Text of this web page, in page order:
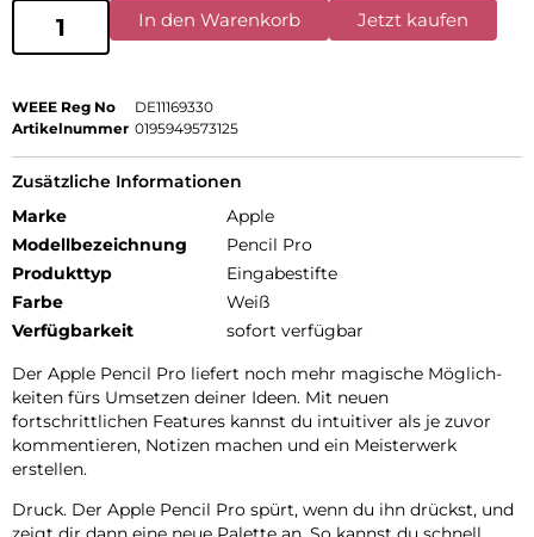
In den Warenkorb Jetzt kaufen
WEEE Reg No
DE11169330
Artikelnummer 0195949573125
Zusätzliche Informationen
Marke
Apple
Modellbezeichnung
Pencil Pro
Produkttyp
Eingabestifte
Farbe
Weiß
Verfügbarkeit
sofort verfügbar
Der Apple Pencil Pro liefert noch mehr magische Möglich­
keiten fürs Umsetzen deiner Ideen. Mit neuen
fortschrittlichen Features kannst du intuitiver als je zuvor
kommentieren, Notizen machen und ein Meisterwerk
erstellen.
Druck. Der Apple Pencil Pro spürt, wenn du ihn drückst, und